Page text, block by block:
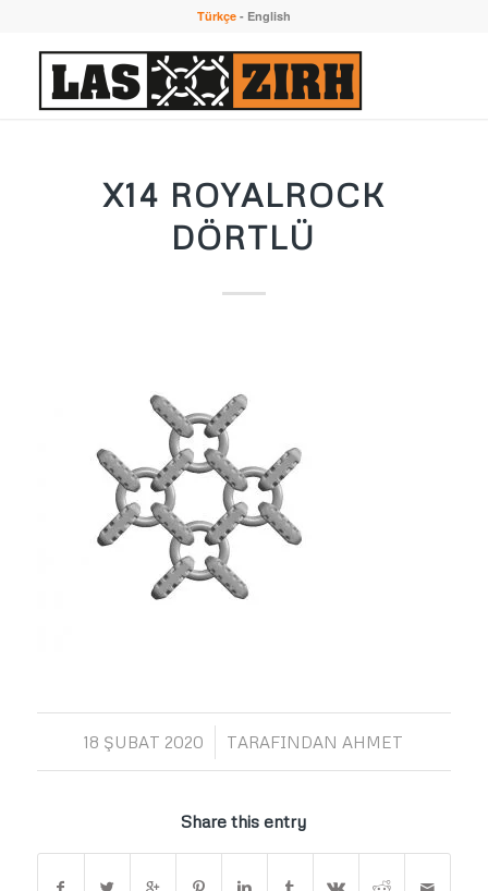
Türkçe- English
X14 ROYALROCK
DÖRTLÜ
18 ŞUBAT 2020
/ TARAFINDAN AHMET
Share this entry